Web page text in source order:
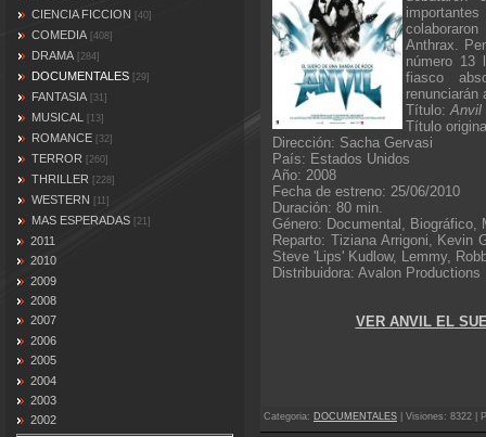
CIENCIA FICCION [40]
COMEDIA [408]
DRAMA [284]
DOCUMENTALES [29]
FANTASIA [31]
MUSICAL [13]
ROMANCE [32]
TERROR [260]
THRILLER [228]
WESTERN [11]
MAS ESPERADAS [21]
2011
2010
2009
2008
2007
2006
2005
2004
2003
2002
Anthrax.
número 13
fiasco
renunciarán
Título: Anvil
Título
Dirección: Sacha Gervasi
País: Estados Unidos
Año: 2008
Fecha de estreno: 25/06/2010
Duración: 80 min.
Género: Documental, Biográfico,
Reparto: Tiziana Arrigoni, Kevin
Steve 'Lips' Kudlow, Lemmy,
Distribuidora: Avalon Productions
VER ANVIL EL
Categoria: DOCUMENTALES Visiones : 8322 |